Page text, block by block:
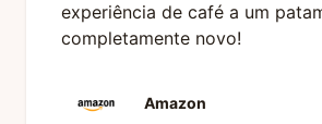
experiência de café a um
completamente novo!
Amazon